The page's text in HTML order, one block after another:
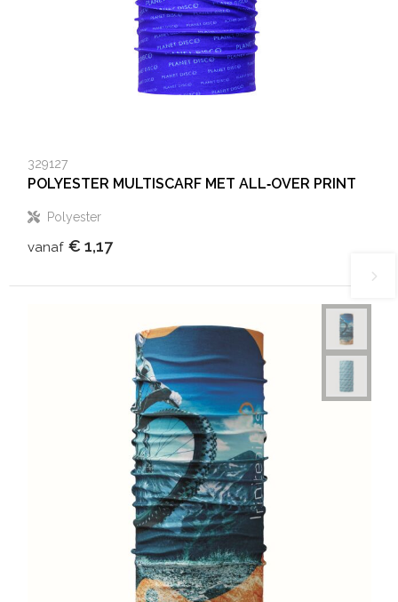
329127
POLYESTER MULTISCARF MET ALL‑OVER PRINT
Polyester
vanaf € 1,17